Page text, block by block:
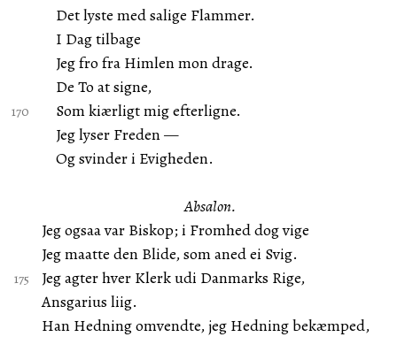
Det lyste med salige Flammer.
I Dag tilbage
Jeg fro fra Himlen mon drage.
De To at signe,
Som kiærligt mig efterligne.
Jeg lyser Freden —
Og svinder i Evigheden.
Absalon.
Jeg ogsaa var Biskop; i Fromhed dog vige
Jeg maatte den Blide, som aned ei Svig.
Jeg agter hver Klerk udi Danmarks Rige,
Ansgarius liig.
Han Hedning omvendte, jeg Hedning bekæmped,